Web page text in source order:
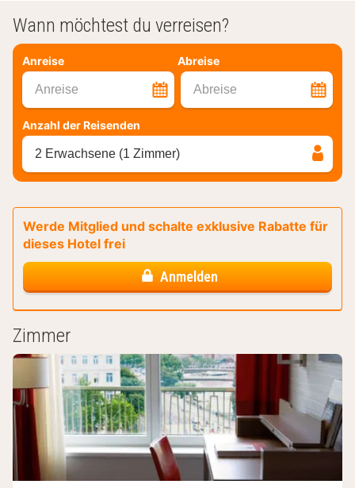
Wann möchtest du verreisen?
Anreise Abreise
Anreise Abreise
Anzahl der Reisenden
2 Erwachsene (1 Zimmer)
Werde Mitglied und schalte exklusive Rabatte für
dieses Hotel frei
Anmelden
Zimmer